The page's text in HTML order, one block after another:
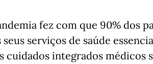
fez com que 90% dos
serviços de saúde
cuidados integrados médicos